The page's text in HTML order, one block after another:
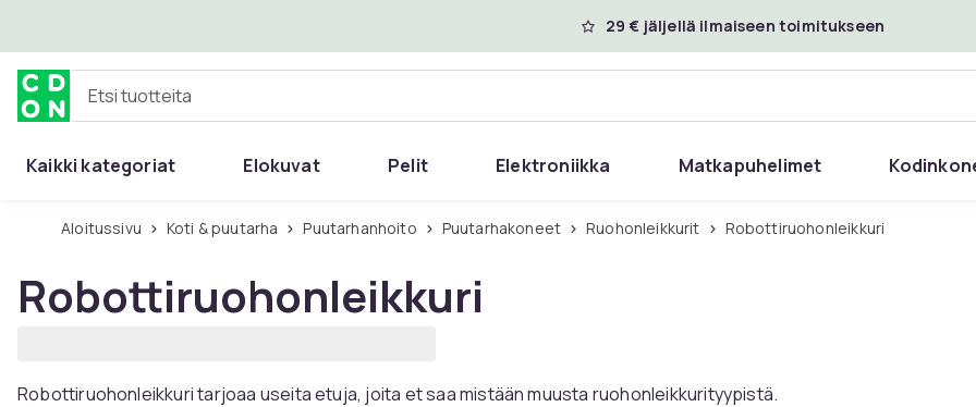
29 € jäljellä ilmaiseen toimitukseen
Etsi tuotteita
Kaikki kategoriat Elokuvat Pelit Elektroniikka Matkapuhelimet
Aloitussivu Koti & puutarha Puutarhanhoito Puutarhakoneet Ruohonleikkurit Robottiruohonleikkuri
Robottiruohonleikkuri
Robottiruohonleikkuri tarjoaa useita etuja, joita et saa mistään muusta ruohonleikkurityypistä.